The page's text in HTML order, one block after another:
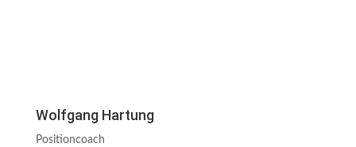
Wolfgang Hartung
Positioncoach